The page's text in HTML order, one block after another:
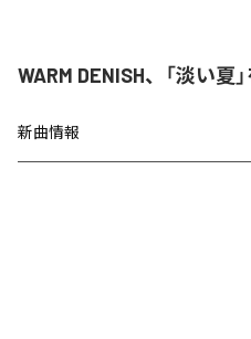
WARM DENISH、「淡い夏
新曲情報